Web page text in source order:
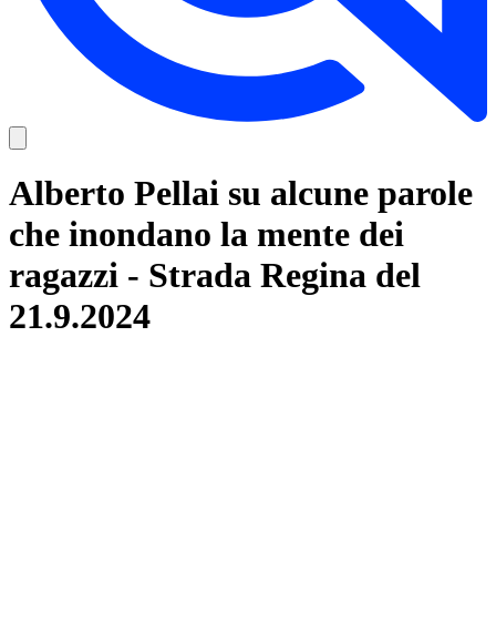
Alberto Pellai su alcune parole
che inondano la mente dei
ragazzi - Strada Regina del
21.9.2024